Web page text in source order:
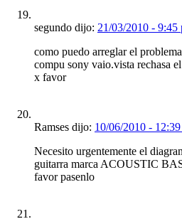
segundo dijo: 21/03/2010 - 9:45
como puedo arreglar el
compu sony vaio.vista rechasa
x favor
Ramses dijo: 10/06/2010 -
Necesito urgentemente el
guitarra marca ACOUSTIC
favor pasenlo